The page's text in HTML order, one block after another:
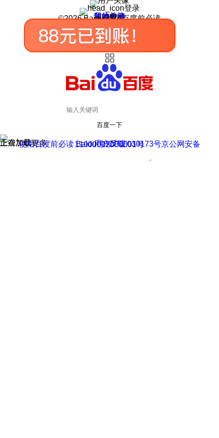
登录
我的关注
我的收藏
皮肤中心
用户反馈
设置
©2026 Baidu 使用百度前必读
百度一下
正在加载
上滑加载更多 用户反馈
使用百度前必读 Baidu 京ICP证030173号
京公网安备11000002000001号